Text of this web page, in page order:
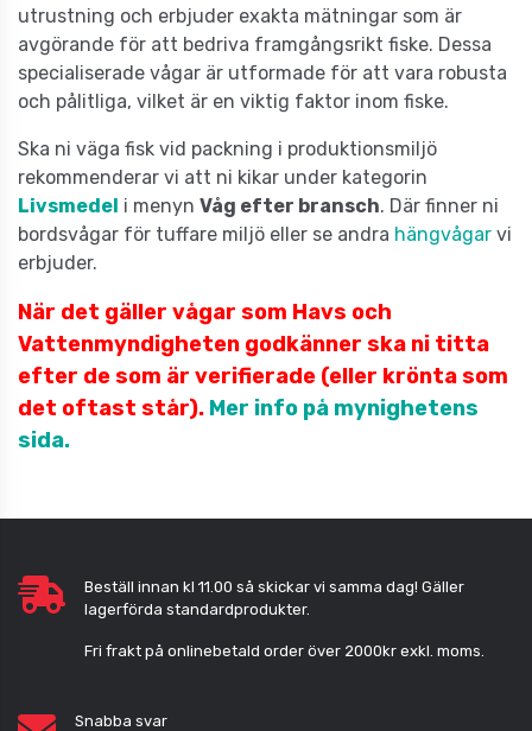
utrustning och erbjuder exakta mätningar som är
avgörande för att bedriva framgångsrikt fiske. Dessa
specialiserade vågar är utformade för att vara robusta
och pålitliga, vilket är en viktig faktor inom fiske.
Ska ni väga fisk vid packning i produktionsmiljö
rekommenderar vi att ni kikar under kategorin
Livsmedel i menyn Våg efter bransch. Där finner ni
bordsvågar för tuffare miljö eller se andra hängvågar vi
erbjuder.
När det gäller vågar som Havs och
Vattenmyndigheten godkänner ska ni titta
efter de som är verifierade (eller krönta som
det oftast står). Mer info på mynighetens
sida.
Beställ innan kl 11.00 så skickar vi samma dag! Gäller
lagerförda standardprodukter.
Fri frakt på onlinebetald order över 2000kr exkl. moms.
Snabba svar